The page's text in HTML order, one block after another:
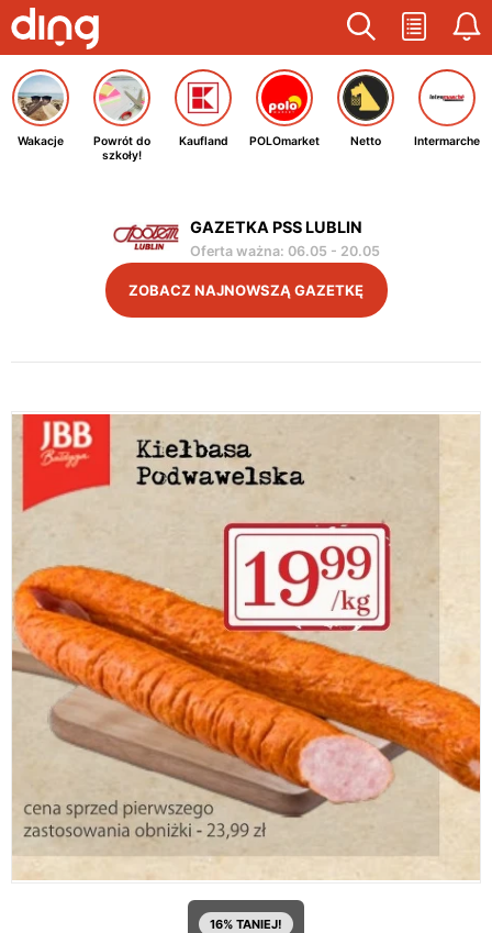
Wakacje
Powrót do
szkoły!
Kaufland POLOmarket Netto Intermarche
GAZETKA PSS LUBLIN
Oferta ważna: 06.05 - 20.05
ZOBACZ NAJNOWSZĄ GAZETKĘ
16% TANIEJ!